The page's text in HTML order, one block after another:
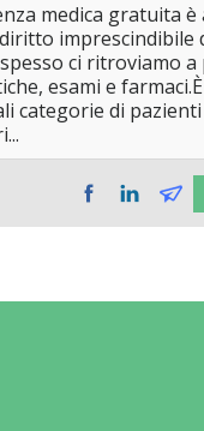
medica gratuita è
imprescindibile
ci ritroviamo a
esami e
categorie di